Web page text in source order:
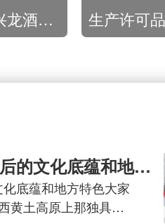
西安市鄠邑区龙窝兴龙酒厂营业执照 生产许可
探寻陕西龙窝酒背后的文化底蕴和地方特色
底蕴和地方特色大家
黄土高原上那独具…